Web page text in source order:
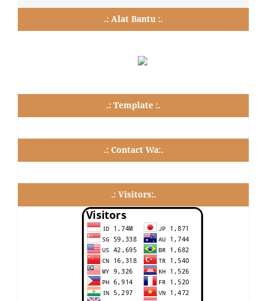
.: Alat Bantu :.
.: Template :.
.: Contact Wa:.
.: Visitors:.